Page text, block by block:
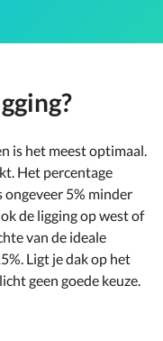
is het meest optimaal.
Het percentage
5% minder
de ligging op west of
van de ideale
Ligt je dak op het
geen goede keuze.